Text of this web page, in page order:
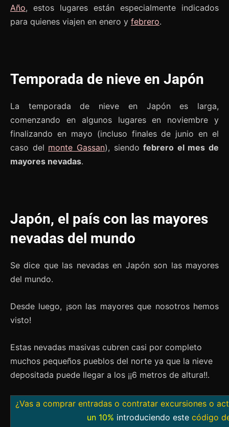
Año, estos lugares están especialmente indicados
para quienes viajen en enero y febrero.
Temporada de nieve en Japón
La temporada de nieve en Japón es larga,
comenzando en algunos lugares en noviembre y
finalizando en mayo (incluso finales de junio en el
caso del monte Gassan), siendofebrero el mes de
mayores nevadas.
Japón, el país con las mayores
nevadas del mundo
Se dice que las nevadas en Japón son las mayores
del mundo.
Desde luego, ¡son las mayores que nosotros hemos
visto!
Estas nevadas masivas cubren casi por completo
muchos pequeños pueblos del norte ya que la nieve
depositada puede llegar a los ¡¡6 metros de altura!!.
¿Vas a comprar entradas o contratar excursiones o
un 10% introduciendo este código